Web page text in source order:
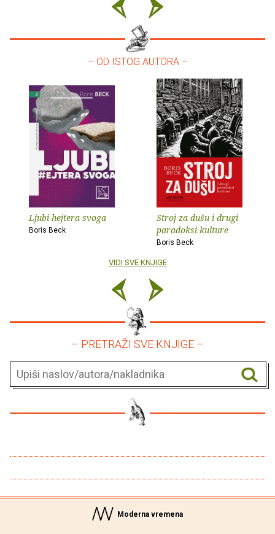
– OD ISTOG AUTORA –
Ljubi hejtera svoga
Boris Beck
Stroj za dušu i drugi
paradoksi kulture
Boris Beck
VIDI SVE KNJIGE
– PRETRAŽI SVE KNJIGE –
Moderna vremena